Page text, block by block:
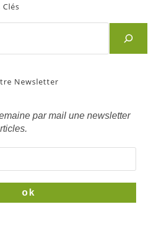
Newsletter
par mail une newsletter